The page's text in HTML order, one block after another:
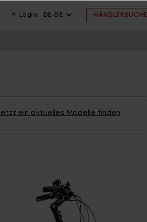
FINDE DEIN BIKE
Login DE-DE HÄNDLERSUCHE
ein aktuelles Modelle finden